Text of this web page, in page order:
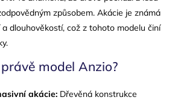
způsobem. Akácie je známá
dlouhověkostí, což z tohoto modelu činí
model Anzio?
akácie: Dřevěná konstrukce